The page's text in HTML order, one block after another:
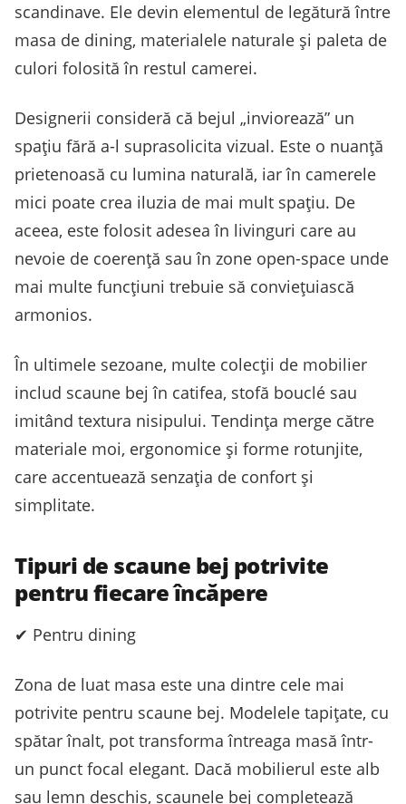
scandinave. Ele devin elementul de legătură între
masa de dining, materialele naturale și paleta de
culori folosită în restul camerei.
Designerii consideră că bejul „inviorează” un
spațiu fără a-l suprasolicita vizual. Este o nuanță
prietenoasă cu lumina naturală, iar în camerele
mici poate crea iluzia de mai mult spațiu. De
aceea, este folosit adesea în livinguri care au
nevoie de coerență sau în zone open-space unde
mai multe funcțiuni trebuie să conviețuiască
armonios.
În ultimele sezoane, multe colecții de mobilier
includ scaune bej în catifea, stofă bouclé sau
imitând textura nisipului. Tendința merge către
materiale moi, ergonomice și forme rotunjite,
care accentuează senzația de confort și
simplitate.
Tipuri de scaune bej potrivite
pentru fiecare încăpere
✔ Pentru dining
Zona de luat masa este una dintre cele mai
potrivite pentru scaune bej. Modelele tapițate, cu
spătar înalt, pot transforma întreaga masă într-
un punct focal elegant. Dacă mobilierul este alb
sau lemn deschis, scaunele bej completează